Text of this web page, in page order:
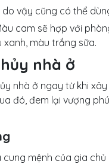
vậy cũng có thể
cam sẽ hợp với
xanh, màu trắng sữa.
nhà ở
nhà ở ngay từ khi
đó, đem lại vượng
mệnh của gia